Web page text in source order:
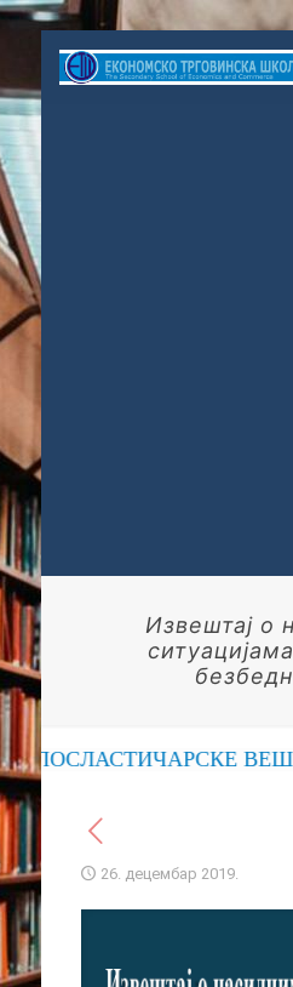
Извештај о
ПОСЛАСТИЧАРСКЕ
26. децембар 2019.